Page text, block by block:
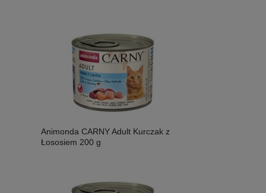
Animonda CARNY Adult Kurczak z
Łososiem 200 g